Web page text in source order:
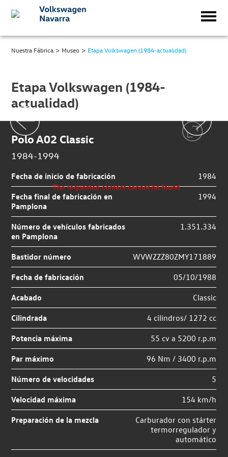
Nuestra Fábrica > Museo > Etapa Volkswagen (1984-actualidad)
Etapa Volkswagen (1984-
actualidad)
The requested content cannot be found
Polo A02 Classic
1984-1994
Fecha de inicio de fabricación
1984
Fecha final de fabricación en
Pamplona
1994
Número de vehículos fabricados
en Pamplona
1.351.334
Bastidor número
WVWZZZ80ZMY171889
Fecha de fabricación
05/10/1988
Acabado
Classic
Cilindrada
4 cilindros/ 1272 cc
Potencia máxima
55 cv a 5200 r.p.m
Par máximo
96 Nm / 3400 r.p.m
Número de velocidades
5
Velocidad máxima
154 km/h
Preparación de la mezcla
Carburador con stárter
termorregulador y
automático